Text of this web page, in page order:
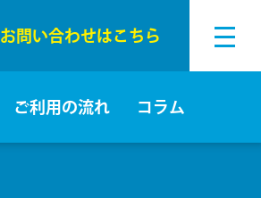
お問い合わせはこちら
ご利⽤の流れ コラム